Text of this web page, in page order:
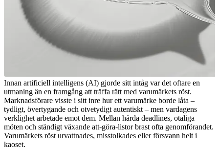
Innan artificiell intelligens (AI) gjorde sitt intåg var det oftare en
utmaning än en framgång att träffa rätt med varumärkets röst.
Marknadsförare visste i sitt inre hur ett varumärke borde låta –
tydligt, övertygande och otvetydigt autentiskt – men vardagens
verklighet arbetade emot dem. Mellan hårda deadlines, otaliga
möten och ständigt växande att-göra-listor brast ofta genomförandet.
Varumärkets röst urvattnades, misstolkades eller försvann helt i
kaoset.